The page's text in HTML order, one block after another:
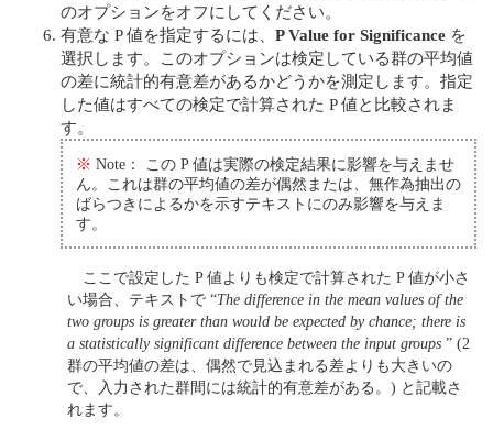
のオプションをオフにしてください。
有意な P 値を指定するには、 P Value for Significance を
選択します。このオプションは検定している群の平均値
の差に統計的有意差があるかどうかを測定します。指定
した値はすべての検定で計算された P 値と比較されま
す。
※ Note： この P 値は実際の検定結果に影響を与えませ
ん。これは群の平均値の差が偶然または、無作為抽出の
ばらつきによるかを示すテキストにのみ影響を与えま
す。
ここで設定した P 値よりも検定で計算された P 値が小さ
い場合、テキストで “The difference in the mean values of the
two groups is greater than would be expected by chance; there is
a statistically significant difference between the input groups ” (2
群の平均値の差は、偶然で見込まれる差よりも大きいの
で、入力された群間には統計的有意差がある。) と記載さ
れます。